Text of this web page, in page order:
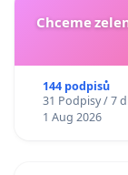
Chceme
144 podpisů
31 Podpisy / 7
1 Aug 2026